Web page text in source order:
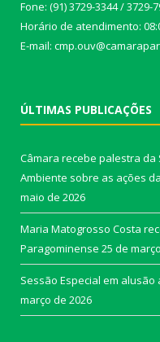
Fone: (91) 3729-3344 / 3729-
Horário de atendimento:
E-mail:
ÚLTIMAS PUBLICAÇÕES
Câmara recebe palestra
Ambiente sobre as ações da
maio de 2026
Maria Matogrosso Costa
Paragominense 25 de
Sessão Especial em
março de 2026